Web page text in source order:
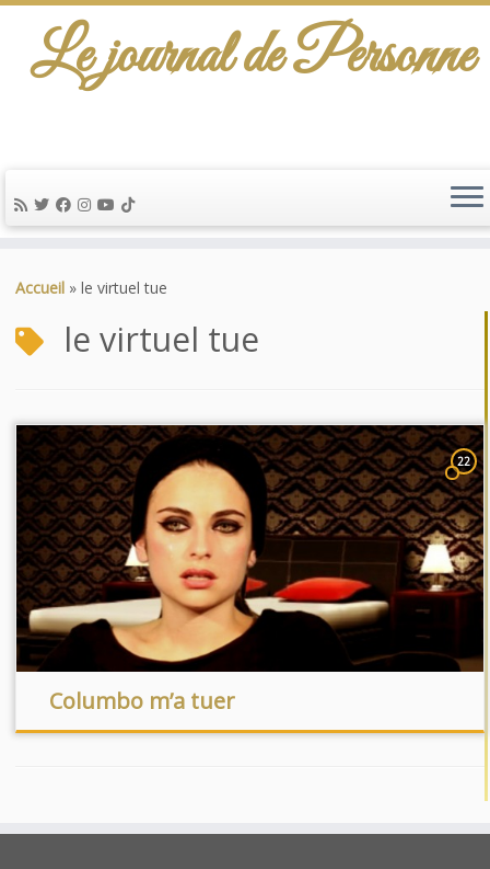
au
Le journal de Personne
Accueil » le virtuel tue
le virtuel tue
22
Columbo m’a tuer